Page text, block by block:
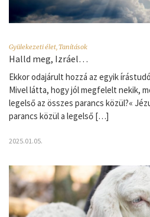
Gyülekezeti élet Tanítások
Halld meg, Izráel…
Ekkor odajárult hozzá az egyik
Mivel látta, hogy jól megfelelt nekik,
legelső az összes parancs közül?«
parancs közül a legelső […]
2025.01.05.